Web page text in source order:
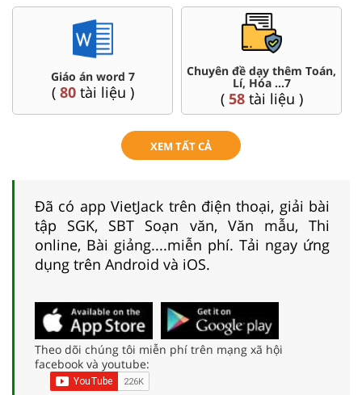
Giáo án word 7
( 80tài liệu )
Chuyên đề dạy thêm Toán,
Lí, Hóa ...7
( 58tài liệu )
XEM TẤT CẢ
Đã có app VietJack trên điện thoại, giải bài
tập SGK, SBT Soạn văn, Văn mẫu, Thi
online, Bài giảng....miễn phí. Tải ngay ứng
dụng trên Android và iOS.
Theo dõi chúng tôi miễn phí trên mạng xã hội
facebook và youtube: